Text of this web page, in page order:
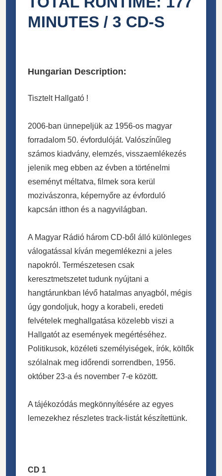
MINUTES / 3 CD-S
Hungarian Description:
Tisztelt Hallgató !
2006-ban ünnepeljük az 1956-os magyar
forradalom 50. évfordulóját. Valószínűleg
számos kiadvány, elemzés, visszaemlékezés
jelenik meg ebben az évben a történelmi
eseményt méltatva, filmek sora kerül
mozivászonra, képernyőre az évforduló
kapcsán itthon és a nagyvilágban.
A Magyar Rádió három CD-ből álló különleges
válogatással
kíván megemlékezni a jeles
napokról. Természetesen csak
keresztmetszetet tudunk nyújtani a
hangtárunkban lévő hatal mas anyagból, mégis
úgy gondoljuk, hogy a korabeli, eredeti
felvételek meghallgatása közelebb viszi a
Hallgatót az események megértéséhez.
Politikusok, közéleti személyiségek, írók, költők
szólalnak meg időrendi sorrendben, 1956.
október 23-a és november 7-e között.
A tájékozódás megkönnyítésére az egyes
lemezekhez részletes track-listát készítettünk.
CD 1